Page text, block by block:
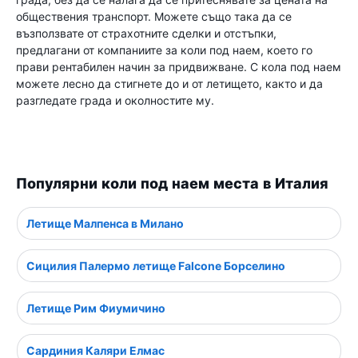
обществения транспорт. Можете също така да се
възползвате от страхотните сделки и отстъпки,
предлагани от компаниите за коли под наем, което го
прави рентабилен начин за придвижване. С кола под наем
можете лесно да стигнете до и от летището, както и да
разгледате града и околностите му.
Популярни коли под наем места в Италия
Летище Малпенса в Милано
Сицилия Палермо летище Falcone Борселино
Летище Рим Фиумичино
Сардиния Каляри Елмас